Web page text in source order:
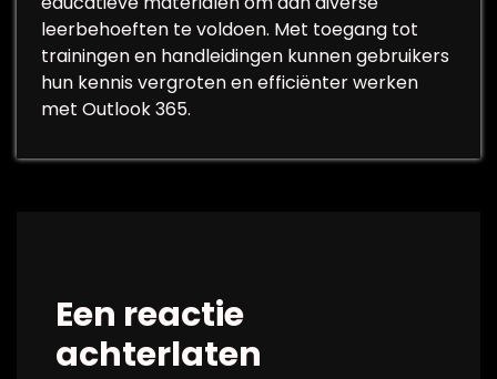
leerbehoeften te voldoen. Met toegang tot
trainingen en handleidingen kunnen gebruikers
hun kennis vergroten en efficiënter werken
met Outlook 365.
Een reactie
achterlaten